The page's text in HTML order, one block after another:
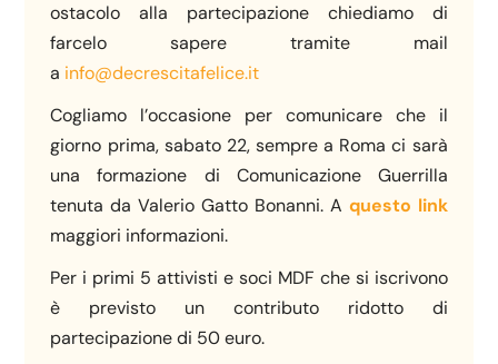
ostacolo alla partecipazione chiediamo di
farcelo sapere tramite mail
a info@decrescitafelice.it
Cogliamo l’occasione per comunicare che il
giorno prima, sabato 22, sempre a Roma ci sarà
una formazione di Comunicazione Guerrilla
tenuta da Valerio Gatto Bonanni. A questo link
maggiori informazioni.
Per i primi 5 attivisti e soci MDF che si iscrivono
è previsto un contributo ridotto di
partecipazione di 50 euro.